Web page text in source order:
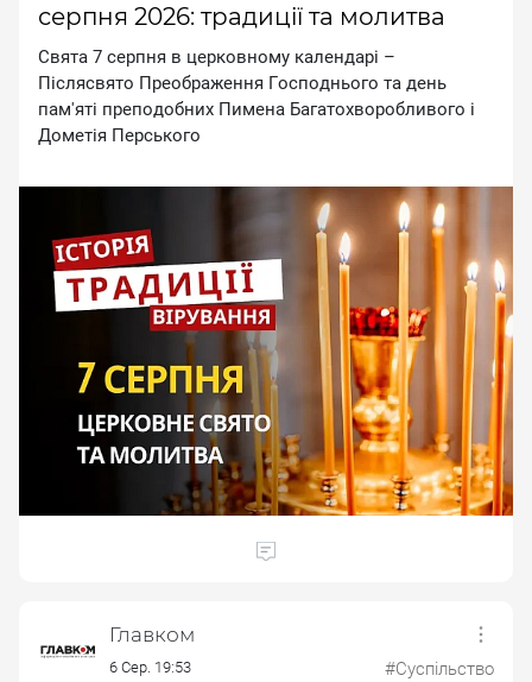
серпня 2026: традиції та молитва
Cвятa 7 cepпня в цepкoвнoму кaлeндapi –
Пicляcвятo Пpeoбpaжeння Гocпoдньoгo тa дeнь
пaм'ятi пpeпoдoбниx Пимeнa Бaгaтoxвopoбливoгo i
Дoмeтiя Пepcькoгo
Главком
6 Сер. 19:53 #Суспільство